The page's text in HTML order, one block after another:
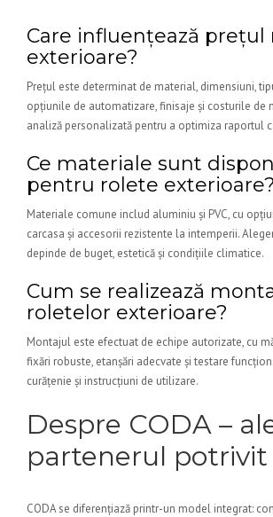
Care influențează prețul
exterioare?
Prețul este determinat de material, dimensiuni,
opțiunile de automatizare, finisaje și costurile de
analiză personalizată pentru a optimiza raportul
Ce materiale sunt
pentru rolete exterioare?
Materiale comune includ aluminiu și PVC, cu
carcasa și accesorii rezistente la intemperii.
depinde de buget, estetică și condițiile climatice.
Cum se realizează
roletelor exterioare?
Montajul este efectuat de echipe autorizate, cu
fixări robuste, etanșări adecvate și testare
curățenie și instrucțiuni de utilizare.
Despre CODA –
partenerul potrivit
CODA se diferențiază printr-un model integrat: